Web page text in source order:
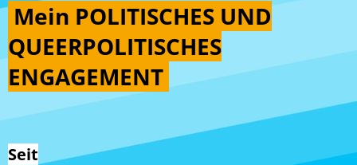
Mein POLITISCHES UND
QUEERPOLITISCHES
ENGAGEMENT
Seit